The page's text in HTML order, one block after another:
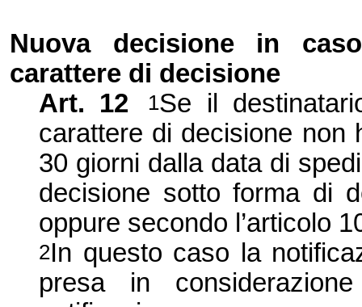
Nuova decisione in
carattere di decisione
Art. 12
1Se il
carattere di decisione non
30 giorni dalla data di
decisione sotto forma di
oppure secondo l’articolo
2In questo caso la
presa in